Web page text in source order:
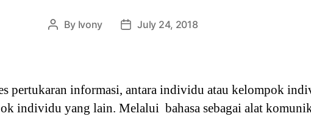
Post
By Ivony
PostJuly 24, 2018
pertukaran informasi, antara individu atau kelompok
individu yang lain. Melalui bahasa sebagai alat